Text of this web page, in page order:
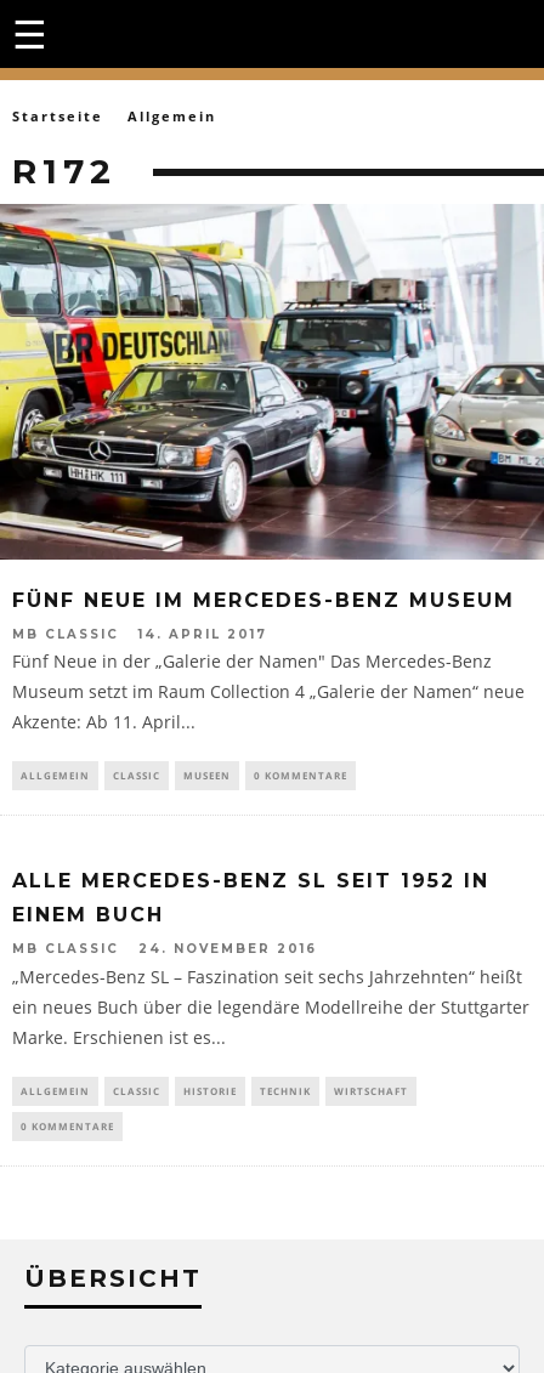
☰
Startseite Allgemein
R172
FÜNF NEUE IM MERCEDES-BENZ MUSEUM
MB CLASSIC 14. APRIL 2017
Fünf Neue in der „Galerie der Namen" Das Mercedes-Benz
Museum setzt im Raum Collection 4 „Galerie der Namen“ neue
Akzente: Ab 11. April...
ALLGEMEIN CLASSIC MUSEEN 0 KOMMENTARE
ALLE MERCEDES-BENZ SL SEIT 1952 IN
EINEM BUCH
MB CLASSIC 24. NOVEMBER 2016
„Mercedes-Benz SL – Faszination seit sechs Jahrzehnten“ heißt
ein neues Buch über die legendäre Modellreihe der Stuttgarter
Marke. Erschienen ist es...
ALLGEMEIN CLASSIC HISTORIE TECHNIK WIRTSCHAFT
0 KOMMENTARE
ÜBERSICHT
Übersicht